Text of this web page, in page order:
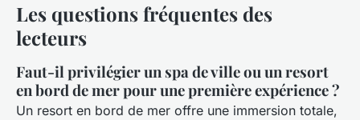
Les questions fréquentes des
lecteurs
Faut-il privilégier un spa de ville ou un resort
en bord de mer pour une première expérience ?
Un resort en bord de mer offre une immersion totale,